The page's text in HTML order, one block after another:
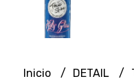
Inicio DETAIL